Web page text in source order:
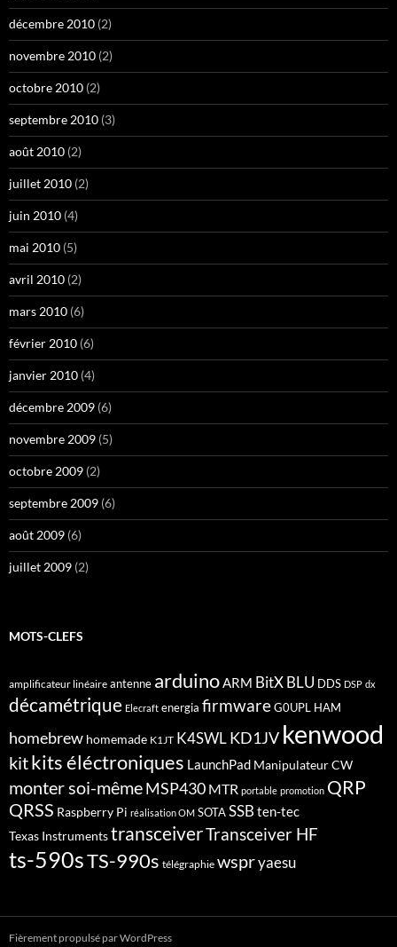
décembre 2010 (2)
novembre 2010 (2)
octobre 2010 (2)
septembre 2010 (3)
août 2010 (2)
juillet 2010 (2)
juin 2010 (4)
mai 2010 (5)
avril 2010 (2)
mars 2010 (6)
février 2010 (6)
janvier 2010 (4)
décembre 2009 (6)
novembre 2009 (5)
octobre 2009 (2)
septembre 2009 (6)
août 2009 (6)
juillet 2009 (2)
MOTS-CLEFS
amplificateur linéaire antenne arduinoARM BitX BLU DDS DSP dx
décamétrique Elecraft energia firmwareG0UPL HAM
homebrew homemade K1JT K4SWL KD1JV kenwood
kitkits éléctroniques LaunchPad Manipulateur CW
monter soi-mêmeMSP430 MTR portable promotion QRP
QRSS Raspberry Pi réalisation OM SOTASSB ten-tec
Texas InstrumentstransceiverTransceiver HF
ts-590sTS-990s télégraphie wspryaesu
Fièrement propulsé par WordPress